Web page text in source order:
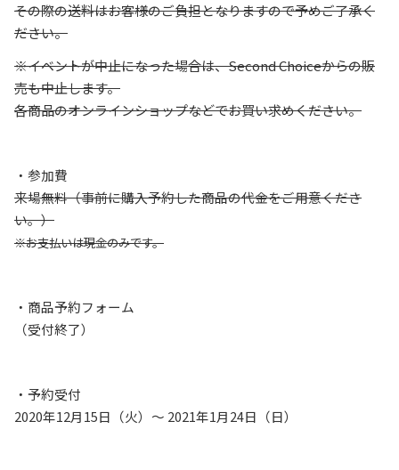
その際の送料はお客様のご負担となりますので予めご了承く
ださい。
※イベントが中止になった場合は、Second Choiceからの販
売も中止します。
各商品のオンラインショップなどでお買い求めください。
・参加費
来場無料（事前に購入予約した商品の代金をご用意くださ
い。）
※お支払いは現金のみです。
・商品予約フォーム
（受付終了）
・予約受付
2020年12月15日（火）〜 2021年1月24日（日）